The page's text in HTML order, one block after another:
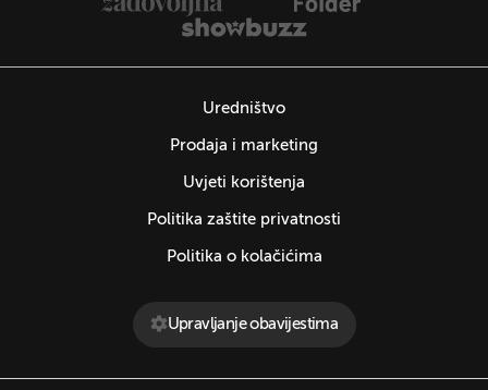
Uredništvo
Prodaja i marketing
Uvjeti korištenja
Politika zaštite privatnosti
Politika o kolačićima
Upravljanje obavijestima